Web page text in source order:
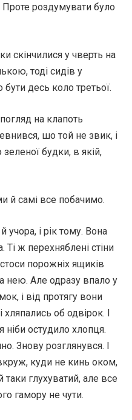
роздумувати було
скінчилися у чверть на
тоді сидів у
десь коло третьої.
на клапоть
шо той не звик, і
будки, в якій,
й самі все побачимо.
учора, і рік тому. Вона
Ті ж перехняблені стіни
порожніх ящиків
нею. Але одразу впало у
і від протягу вони
об одвірок. І
ніби остудило хлопця.
Знову розглянувся. І
куди не кинь оком,
таки глухуватий, але все
гамору не чути.